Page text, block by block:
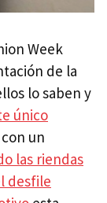
Week
de la
lo saben y
único
un
las riendas
desfile